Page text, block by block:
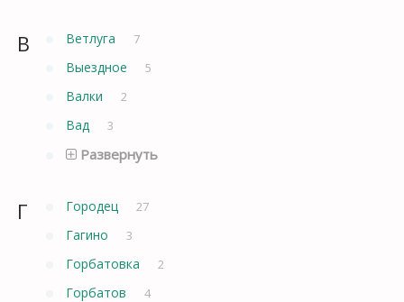
В Ветлуга 7
Выездное 5
Валки 2
Вад 3
Развернуть
Г Городец 27
Гагино 3
Горбатовка 2
Горбатов 4